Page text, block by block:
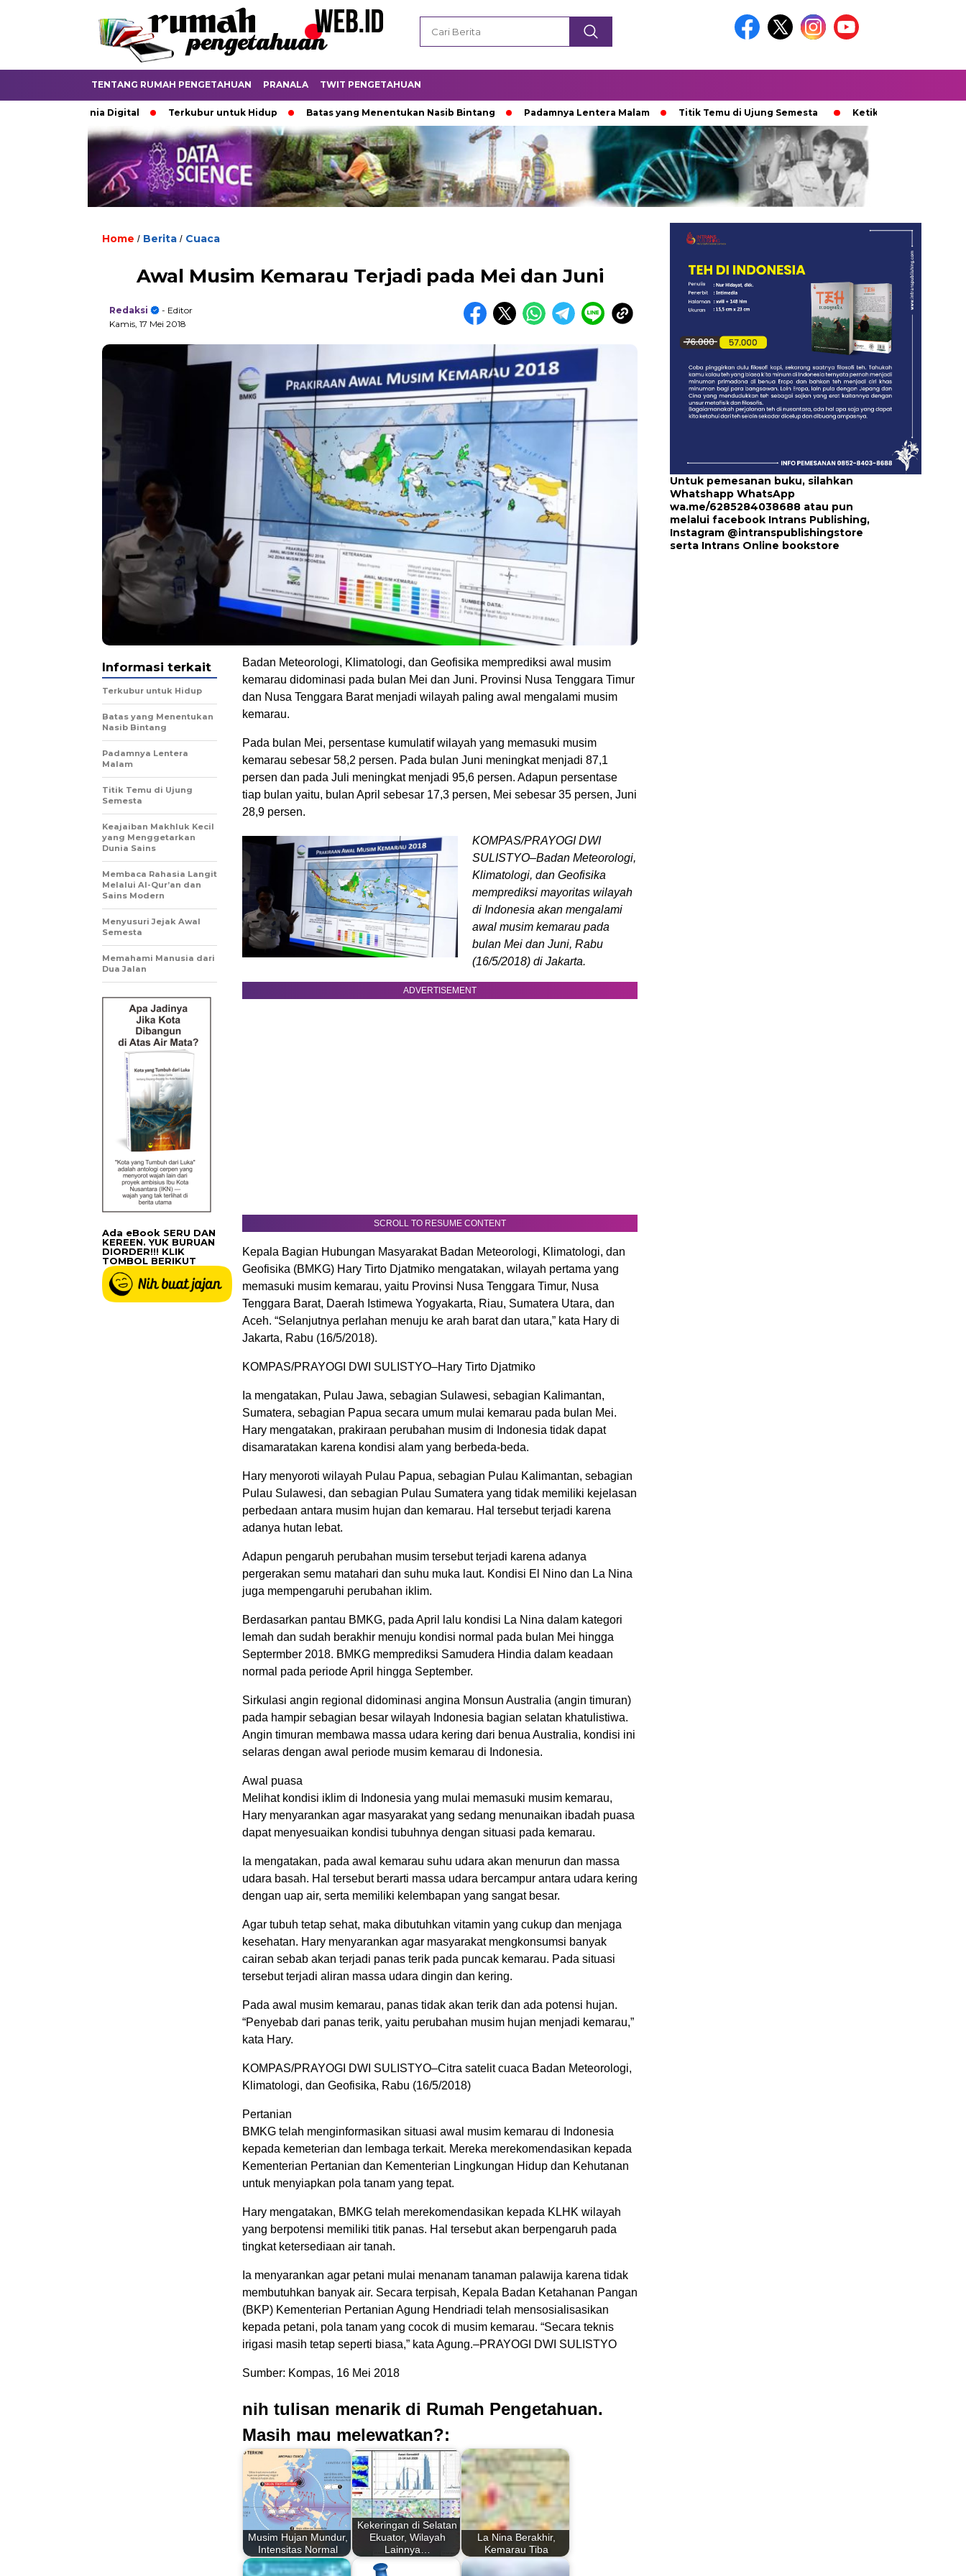
TENTANG RUMAH PENGETAHUAN PRANALA TWIT PENGETAHUAN
di Dunia Digital Terkubur untuk Hidup Batas yang Menentukan Nasib Bintang Padamnya Lentera Malam Titik Temu di Ujung Semesta Ketika Ijazah Analog
Home / Berita / Cuaca
Awal Musim Kemarau Terjadi pada Mei dan Juni
Redaksi
- Editor
Kamis, 17 Mei 2018
Badan Meteorologi, Klimatologi, dan Geofisika memprediksi awal musim
kemarau didominasi pada bulan Mei dan Juni. Provinsi Nusa Tenggara Timur
dan Nusa Tenggara Barat menjadi wilayah paling awal mengalami musim
kemarau.
Pada bulan Mei, persentase kumulatif wilayah yang memasuki musim
kemarau sebesar 58,2 persen. Pada bulan Juni meningkat menjadi 87,1
persen dan pada Juli meningkat menjadi 95,6 persen. Adapun persentase
tiap bulan yaitu, bulan April sebesar 17,3 persen, Mei sebesar 35 persen, Juni
28,9 persen.
KOMPAS/PRAYOGI DWI
SULISTYO–Badan Meteorologi,
Klimatologi, dan Geofisika
memprediksi mayoritas wilayah
di Indonesia akan mengalami
awal musim kemarau pada
bulan Mei dan Juni, Rabu
(16/5/2018) di Jakarta.
ADVERTISEMENT
SCROLL TO RESUME CONTENT
Kepala Bagian Hubungan Masyarakat Badan Meteorologi, Klimatologi, dan
Geofisika (BMKG) Hary Tirto Djatmiko mengatakan, wilayah pertama yang
memasuki musim kemarau, yaitu Provinsi Nusa Tenggara Timur, Nusa
Tenggara Barat, Daerah Istimewa Yogyakarta, Riau, Sumatera Utara, dan
Aceh. “Selanjutnya perlahan menuju ke arah barat dan utara,” kata Hary di
Jakarta, Rabu (16/5/2018).
KOMPAS/PRAYOGI DWI SULISTYO–Hary Tirto Djatmiko
Ia mengatakan, Pulau Jawa, sebagian Sulawesi, sebagian Kalimantan,
Sumatera, sebagian Papua secara umum mulai kemarau pada bulan Mei.
Hary mengatakan, prakiraan perubahan musim di Indonesia tidak dapat
disamaratakan karena kondisi alam yang berbeda-beda.
Hary menyoroti wilayah Pulau Papua, sebagian Pulau Kalimantan, sebagian
Pulau Sulawesi, dan sebagian Pulau Sumatera yang tidak memiliki kejelasan
perbedaan antara musim hujan dan kemarau. Hal tersebut terjadi karena
adanya hutan lebat.
Adapun pengaruh perubahan musim tersebut terjadi karena adanya
pergerakan semu matahari dan suhu muka laut. Kondisi El Nino dan La Nina
juga mempengaruhi perubahan iklim.
Berdasarkan pantau BMKG, pada April lalu kondisi La Nina dalam kategori
lemah dan sudah berakhir menuju kondisi normal pada bulan Mei hingga
Septermber 2018. BMKG memprediksi Samudera Hindia dalam keadaan
normal pada periode April hingga September.
Sirkulasi angin regional didominasi angina Monsun Australia (angin timuran)
pada hampir sebagian besar wilayah Indonesia bagian selatan khatulistiwa.
Angin timuran membawa massa udara kering dari benua Australia, kondisi ini
selaras dengan awal periode musim kemarau di Indonesia.
Awal puasa
Melihat kondisi iklim di Indonesia yang mulai memasuki musim kemarau,
Hary menyarankan agar masyarakat yang sedang menunaikan ibadah puasa
dapat menyesuaikan kondisi tubuhnya dengan situasi pada kemarau.
Ia mengatakan, pada awal kemarau suhu udara akan menurun dan massa
udara basah. Hal tersebut berarti massa udara bercampur antara udara kering
dengan uap air, serta memiliki kelembapan yang sangat besar.
Agar tubuh tetap sehat, maka dibutuhkan vitamin yang cukup dan menjaga
kesehatan. Hary menyarankan agar masyarakat mengkonsumsi banyak
cairan sebab akan terjadi panas terik pada puncak kemarau. Pada situasi
tersebut terjadi aliran massa udara dingin dan kering.
Pada awal musim kemarau, panas tidak akan terik dan ada potensi hujan.
“Penyebab dari panas terik, yaitu perubahan musim hujan menjadi kemarau,”
kata Hary.
KOMPAS/PRAYOGI DWI SULISTYO–Citra satelit cuaca Badan Meteorologi,
Klimatologi, dan Geofisika, Rabu (16/5/2018)
Pertanian
BMKG telah menginformasikan situasi awal musim kemarau di Indonesia
kepada kemeterian dan lembaga terkait. Mereka merekomendasikan kepada
Kementerian Pertanian dan Kementerian Lingkungan Hidup dan Kehutanan
untuk menyiapkan pola tanam yang tepat.
Hary mengatakan, BMKG telah merekomendasikan kepada KLHK wilayah
yang berpotensi memiliki titik panas. Hal tersebut akan berpengaruh pada
tingkat ketersediaan air tanah.
Ia menyarankan agar petani mulai menanam tanaman palawija karena tidak
membutuhkan banyak air. Secara terpisah, Kepala Badan Ketahanan Pangan
(BKP) Kementerian Pertanian Agung Hendriadi telah mensosialisasikan
kepada petani, pola tanam yang cocok di musim kemarau. “Secara teknis
irigasi masih tetap seperti biasa,” kata Agung.–PRAYOGI DWI SULISTYO
Sumber: Kompas, 16 Mei 2018
nih tulisan menarik di Rumah Pengetahuan.
Masih mau melewatkan?:
Musim Hujan Mundur,
Intensitas Normal
Kekeringan di Selatan
Ekuator, Wilayah
Lainnya…
La Nina Berakhir,
Kemarau Tiba
Informasi terkait
Terkubur untuk Hidup
Batas yang Menentukan
Nasib Bintang
Padamnya Lentera
Malam
Titik Temu di Ujung
Semesta
Keajaiban Makhluk Kecil
yang Menggetarkan
Dunia Sains
Membaca Rahasia Langit
Melalui Al-Qur’an dan
Sains Modern
Menyusuri Jejak Awal
Semesta
Memahami Manusia dari
Dua Jalan
Ada eBook SERU DAN
KEREEN. YUK BURUAN
DIORDER!!! KLIK
TOMBOL BERIKUT
Untuk pemesanan buku, silahkan
Whatshapp WhatsApp
wa.me/6285284038688 atau pun
melalui facebook Intrans Publishing,
Instagram @intranspublishingstore
serta Intrans Online bookstore